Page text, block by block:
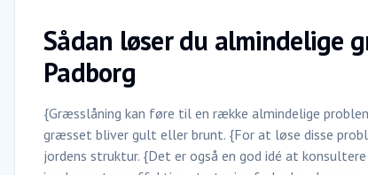
Sådan løser du almindelige
Padborg
{Græsslåning kan føre til en række almindelige
græsset bliver gult eller brunt. {For at løse disse
jordens struktur. {Det er også en god idé at